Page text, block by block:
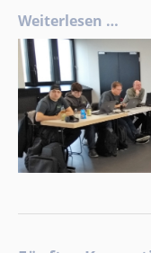
Weiterlesen …